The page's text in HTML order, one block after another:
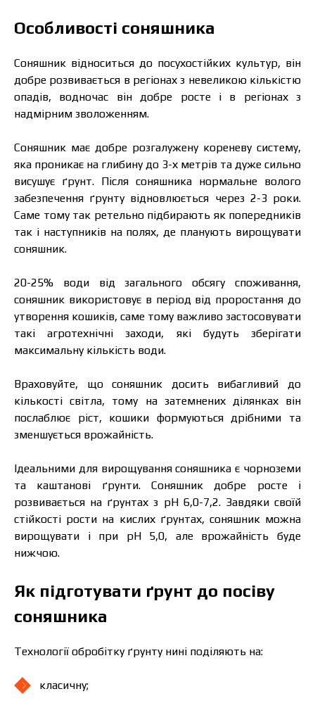
Особливості соняшника
Соняшник відноситься до посухостійких культур, він
добре розвивається в регіонах з невеликою кількістю
опадів, водночас він добре росте і в регіонах з
надмірним зволоженням.
Соняшник має добре розгалужену кореневу систему,
яка проникає на глибину до 3-х метрів та дуже сильно
висушує ґрунт. Після соняшника нормальне волого
забезпечення ґрунту відновлюється через 2-3 роки.
Саме тому так ретельно підбирають як попередників
так і наступників на полях, де планують вирощувати
соняшник.
20-25% води від загального обсягу споживання,
соняшник використовує в період від проростання до
утворення кошиків, саме тому важливо застосовувати
такі агротехнічні заходи, які будуть зберігати
максимальну кількість води.
Враховуйте, що соняшник досить вибагливий до
кількості світла, тому на затемнених ділянках він
послаблює ріст, кошики формуються дрібними та
зменшується врожайність.
Ідеальними для вирощування соняшника є чорноземи
та каштанові ґрунти. Соняшник добре росте і
розвивається на ґрунтах з рН 6,0-7,2. Завдяки своїй
стійкості рости на кислих ґрунтах, соняшник можна
вирощувати і при рН 5,0, але врожайність буде
нижчою.
Як підготувати ґрунт до посіву
соняшника
Технології обробітку ґрунту нині поділяють на:
класичну;